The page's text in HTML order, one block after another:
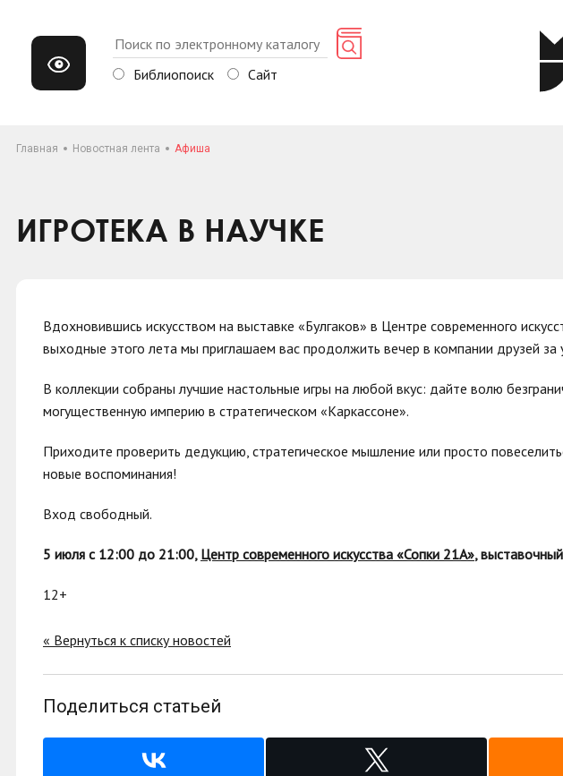
Библиопоиск Сайт
Главная Новостная лента Афиша
ИГРОТЕКА В НАУЧКЕ
Вдохновившись искусством на выставке «Булгаков» в Центре современного
выходные этого лета мы приглашаем вас продолжить вечер в компании друзей за
В коллекции собраны лучшие настольные игры на любой вкус: дайте волю
могущественную империю в стратегическом «Каркассоне».
Приходите проверить дедукцию, стратегическое мышление или просто
новые воспоминания!
Вход свободный.
5 июля с 12:00 до 21:00, Центр современного искусства «Сопки 21А»,
12+
« Вернуться к списку новостей
Поделиться статьей